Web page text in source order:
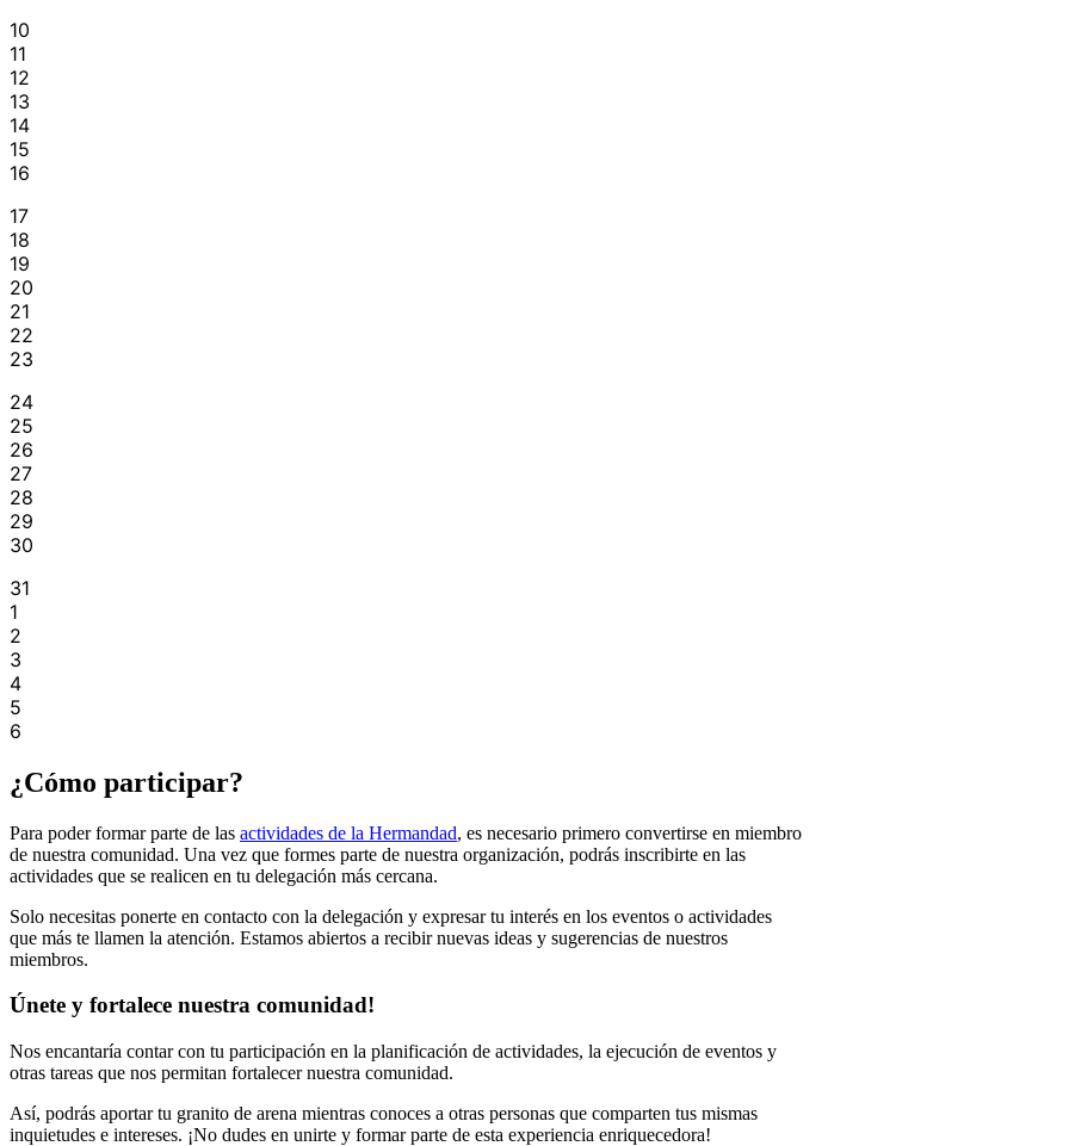
10
11
12
13
14
15
16
17
18
19
20
21
22
23
24
25
26
27
28
29
30
31
1
2
3
4
5
6
¿Cómo participar?
Para poder formar parte de las actividades de la Hermandad, es necesario primero convertirse en miembro
de nuestra comunidad. Una vez que formes parte de nuestra organización, podrás inscribirte en las
actividades que se realicen en tu delegación más cercana.
Solo necesitas ponerte en contacto con la delegación y expresar tu interés en los eventos o actividades
que más te llamen la atención. Estamos abiertos a recibir nuevas ideas y sugerencias de nuestros
miembros.
Únete y fortalece nuestra comunidad!
Nos encantaría contar con tu participación en la planificación de actividades, la ejecución de eventos y
otras tareas que nos permitan fortalecer nuestra comunidad.
Así, podrás aportar tu granito de arena mientras conoces a otras personas que comparten tus mismas
inquietudes e intereses. ¡No dudes en unirte y formar parte de esta experiencia enriquecedora!